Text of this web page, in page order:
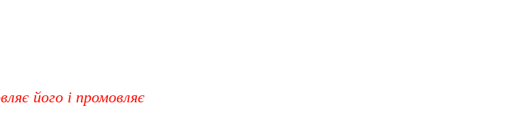
його і промовляє